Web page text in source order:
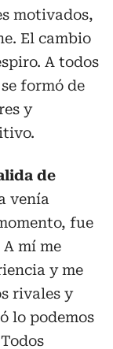
motivados,
El cambio
A todos
formó de
y
de
venía
fue
mí me
y me
rivales y
lo podemos